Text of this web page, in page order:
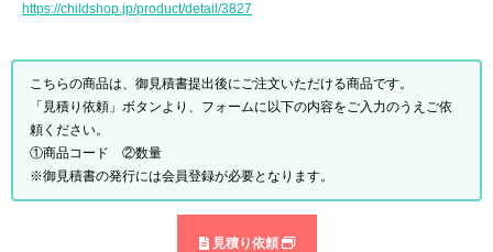
https://childshop.jp/product/detail/3827
こちらの商品は、御見積書提出後にご注文いただける商品です。
「見積り依頼」ボタンより、フォームに以下の内容をご入力のうえご依
頼ください。
①商品コード ②数量
※御見積書の発行には会員登録が必要となります。
見積り依頼